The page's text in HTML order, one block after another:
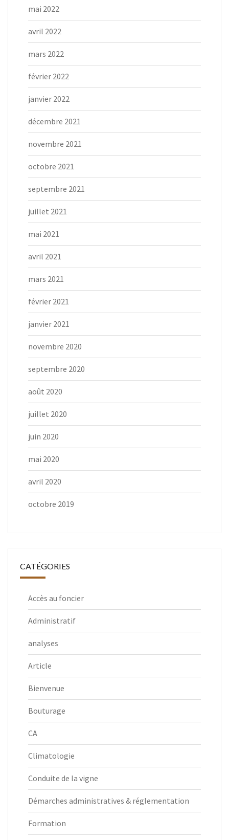
mai 2022
avril 2022
mars 2022
février 2022
janvier 2022
décembre 2021
novembre 2021
octobre 2021
septembre 2021
juillet 2021
mai 2021
avril 2021
mars 2021
février 2021
janvier 2021
novembre 2020
septembre 2020
août 2020
juillet 2020
juin 2020
mai 2020
avril 2020
octobre 2019
CATÉGORIES
Accès au foncier
Administratif
analyses
Article
Bienvenue
Bouturage
CA
Climatologie
Conduite de la vigne
Démarches administratives & réglementation
Formation